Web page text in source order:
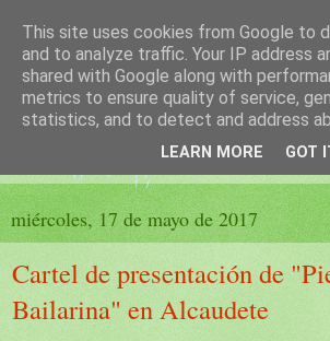
El sueño de las
PÁGINA LITERARIA DE FELISA
miércoles, 17 de mayo de 2017
Cartel de presentación de
Bailarina" en Alcaudete
This site uses cookies from Google to
and to analyze traffic. Your IP address
shared with Google along with
metrics to ensure quality of service,
statistics, and to detect and address
LEARN MORE GOT